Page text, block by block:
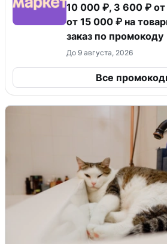
10 000 ₽, 3 600 ₽
от 15 000 ₽ на товары на один любой
заказ по промокоду
До 9 августа, 2026
Все